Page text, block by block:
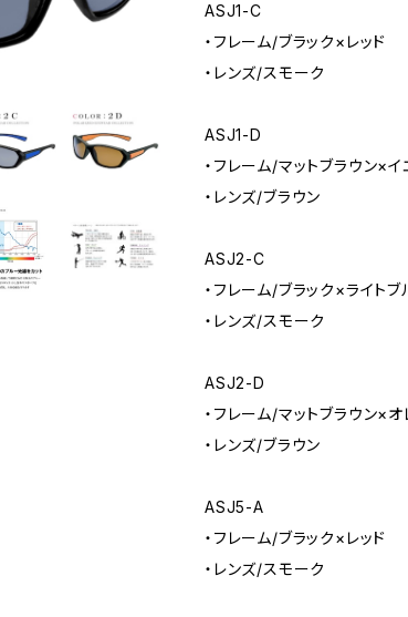
ASJ1-C
・フレーム/ブラック×レッド
・レンズ/スモーク
ASJ1-D
・フレーム/マットブラウン×
・レンズ/ブラウン
ASJ2-C
・フレーム/ブラック×ライトブ
・レンズ/スモーク
ASJ2-D
・フレーム/マットブラウン×オ
・レンズ/ブラウン
ASJ5-A
・フレーム/ブラック×レッド
・レンズ/スモーク